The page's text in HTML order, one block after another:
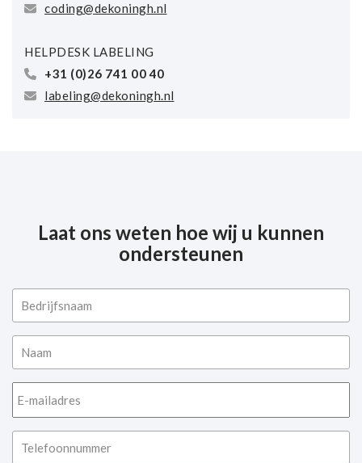
coding@dekoningh.nl
HELPDESK LABELING
+31 (0)26 741 00 40
labeling@dekoningh.nl
Laat ons weten hoe wij u kunnen
ondersteunen